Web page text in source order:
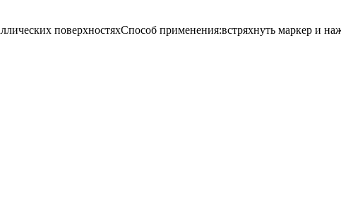
поверхностяхСпособ применения:встряхнуть маркер и